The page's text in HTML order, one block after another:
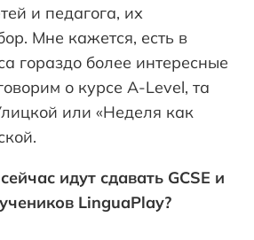
и педагога, их
Мне кажется, есть в
гораздо более интересные
о курсе A-Level, та
или «Неделя как
идут сдавать GCSE и
LinguaPlay?